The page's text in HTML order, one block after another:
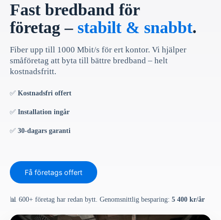
Fast bredband för
företag – stabilt & snabbt.
Fiber upp till 1000 Mbit/s för ert kontor. Vi hjälper
småföretag att byta till bättre bredband – helt
kostnadsfritt.
✅ Kostnadsfri offert
✅ Installation ingår
✅ 30-dagars garanti
Få företags offert
📊 600+ företag har redan bytt. Genomsnittlig besparing: 5 400 kr/år